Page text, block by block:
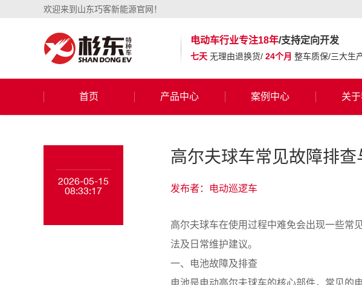
欢迎来到山东巧客新能源官网！
电动车行业专注18年/支持定向开发
七天 无理由退换货/ 24个月 整车质保/三大生
首页 产品中心 案例中心 关于
2026-05-15
08:33:17
高尔夫球车常见故障排
发布者：电动巡逻车
高尔夫球车在使用过程中难免会出现一些常
法及日常维护建议。
一、电池故障及排查
电池是电动高尔夫球车的核心部件，常见的